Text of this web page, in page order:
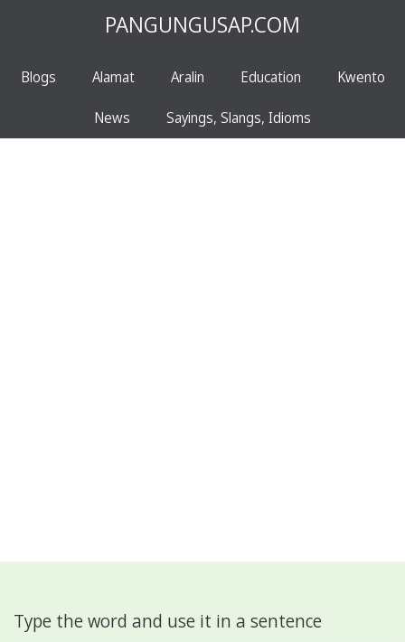
PANGUNGUSAP.COM
Blogs Alamat Aralin Education Kwento
News Sayings, Slangs, Idioms
Type the word and use it in a sentence